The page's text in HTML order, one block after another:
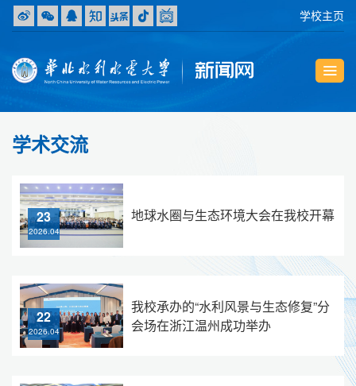
学校主页
学术交流
23
2026.04
地球水圈与生态环境大会在我校开幕
22
2026.04
我校承办的“水利风景与生态修复”分
会场在浙江温州成功举办